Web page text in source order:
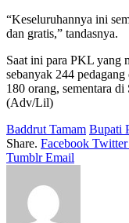
“Keseluruhannya ini
dan gratis,” tandasnya.
Saat ini para PKL yang
sebanyak 244
180 orang, sementara di
(Adv/Lil)
Baddrut Tamam Bupati
Share. Facebook Twitter
Tumblr Email